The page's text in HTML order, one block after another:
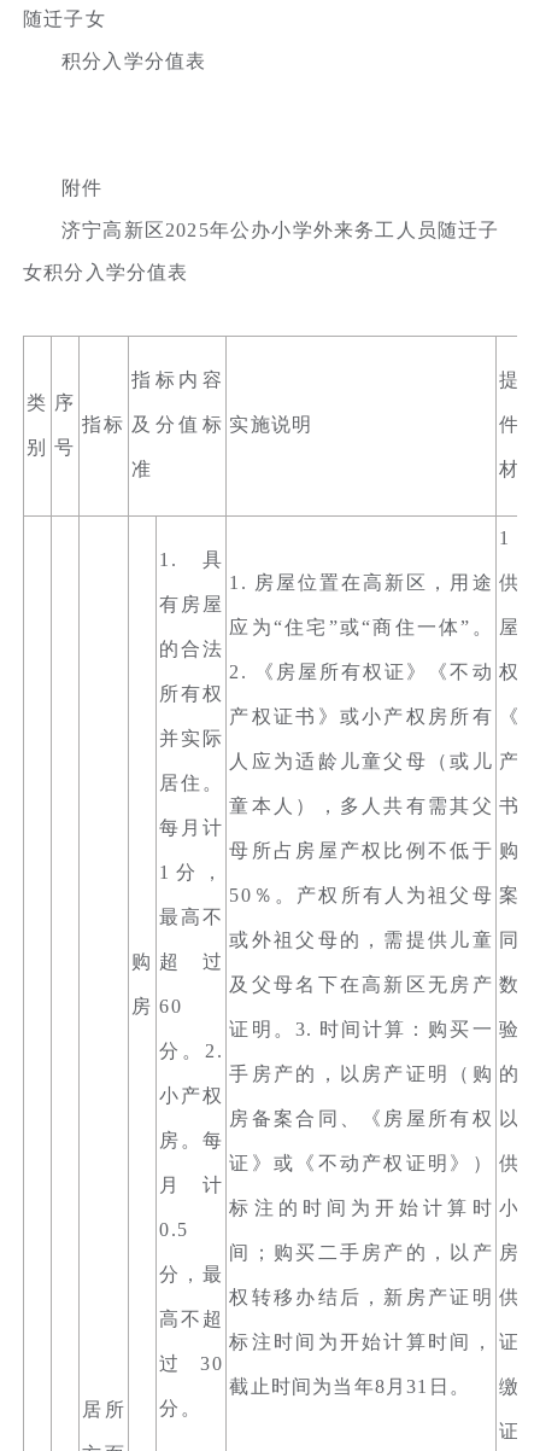
随迁子女
积分入学分值表
附件
济宁高新区2025年公办小学外来务工人员随迁子
女积分入学分值表
类
别
序
号
指标
指标内容
及分值标
准
实施说明
提
件
材料
居所
购
房
1. 具
有房屋
的合法
所有权
并实际
居住。
每月计
1分，
最高不
超过
60
分。2.
小产权
房。每
月计
0.5
分，最
高不超
过30
分。
1. 房屋位置在高新区，用途
应为“住宅”或“商住一体”。
2. 《房屋所有权证》《不动
产权证书》或小产权房所有
人应为适龄儿童父母（或儿
童本人），多人共有需其父
母所占房屋产权比例不低于
50％。产权所有人为祖父母
或外祖父母的，需提供儿童
及父母名下在高新区无房产
证明。3. 时间计算：购买一
手房产的，以房产证明（购
房备案合同、《房屋所有权
证》或《不动产权证明》）
标注的时间为开始计算时
间；购买二手房产的，以产
权转移办结后，新房产证明
标注时间为开始计算时间，
截止时间为当年8月31日。
1
供
屋
权
《
产
书
购
案
同
数
验
的
以
供
小
房
供
证
缴
证